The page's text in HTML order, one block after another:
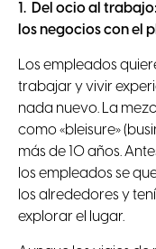
1. Del ocio al
los negocios con el
Los empleados
trabajar y vivir
nada nuevo. La
como «bleisure»
más de 10 años.
los empleados se
los alrededores y
explorar el lugar.